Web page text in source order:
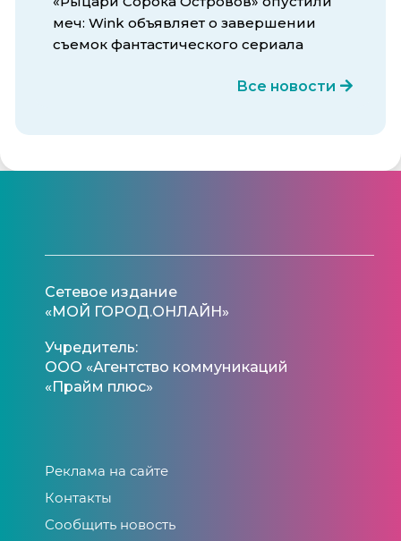
меч: Wink объявляет о завершении
съемок фантастического сериала
Все новости
Сетевое издание
«МОЙ ГОРОД.ОНЛАЙН»
Учредитель:
ООО «Агентство коммуникаций
«Прайм плюс»
Реклама на сайте
Контакты
Сообщить новость